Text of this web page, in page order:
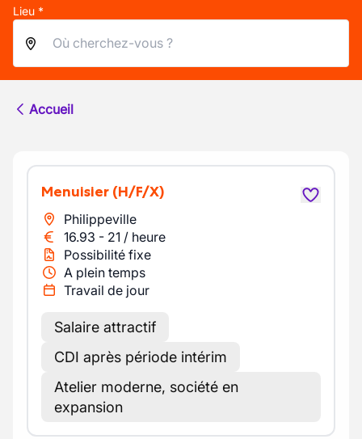
Lieu *
Accueil
Menuisier (H/F/X)
Philippeville
16.93 - 21 / heure
Possibilité fixe
A plein temps
Travail de jour
Salaire attractif
CDI après période intérim
Atelier moderne, société en
expansion